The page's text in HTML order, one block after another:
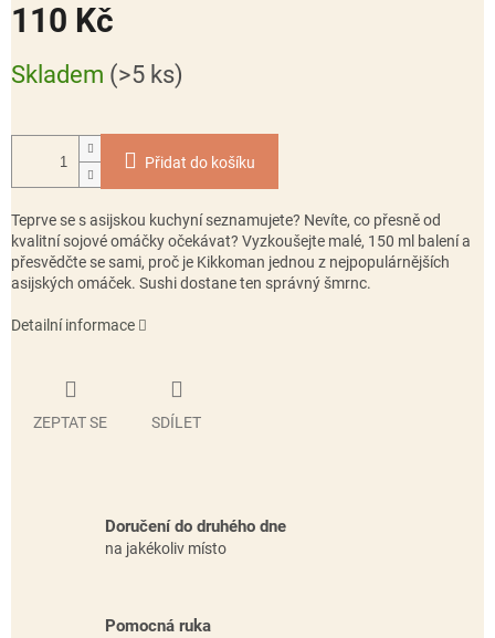
110 Kč
cena:
Skladem (>5 ks)
Přidat do košíku
Teprve se s asijskou kuchyní seznamujete? Nevíte, co přesně od
kvalitní sojové omáčky očekávat? Vyzkoušejte malé, 150 ml balení a
přesvědčte se sami, proč je Kikkoman jednou z nejpopulárnějších
asijských omáček. Sushi dostane ten správný šmrnc.
Detailní informace
ZEPTAT SE SDÍLET
Doručení do druhého dne
na jakékoliv místo
Pomocná ruka